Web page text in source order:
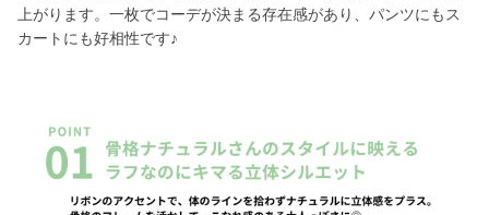
上がります。一枚でコーデが決まる存在感があり、パンツにもス
カートにも好相性です♪